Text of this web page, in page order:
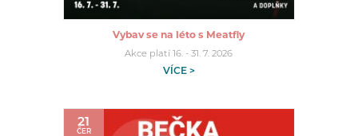
Vybav se na léto s Meatfly
Akce platí 16. - 31. 7. 2026
VÍCE >
21
ČER